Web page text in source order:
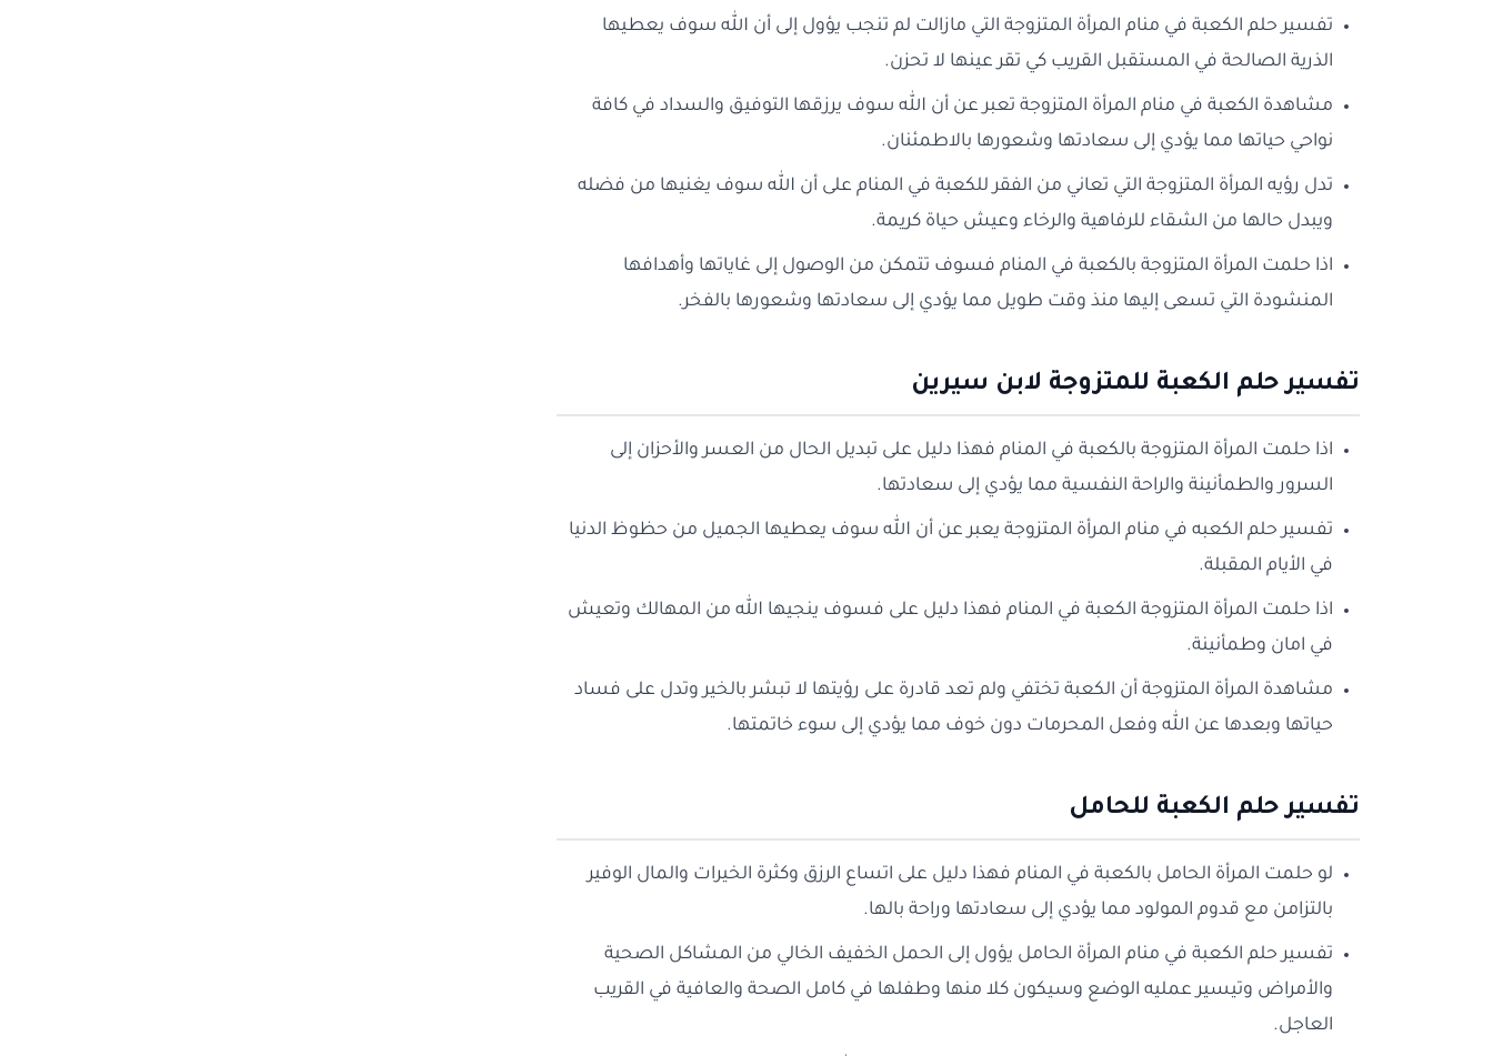
تفسير حلم الكعبة في منام المرأة المتزوجة التي مازالت لم تنجب يؤول إلى أن الله سوف يعطيها
الذرية الصالحة في المستقبل القريب كي تقر عينها لا تحزن.
مشاهدة الكعبة في منام المرأة المتزوجة تعبر عن أن الله سوف يرزقها التوفيق والسداد في كافة
نواحي حياتها مما يؤدي إلى سعادتها وشعورها بالاطمئنان.
تدل رؤيه المرأة المتزوجة التي تعاني من الفقر للكعبة في المنام على أن الله سوف يغنيها من فضله
ويبدل حالها من الشقاء للرفاهية والرخاء وعيش حياة كريمة.
اذا حلمت المرأة المتزوجة بالكعبة في المنام فسوف تتمكن من الوصول إلى غاياتها وأهدافها
المنشودة التي تسعى إليها منذ وقت طويل مما يؤدي إلى سعادتها وشعورها بالفخر.
تفسير حلم الكعبة للمتزوجة لابن سيرين
اذا حلمت المرأة المتزوجة بالكعبة في المنام فهذا دليل على تبديل الحال من العسر والأحزان إلى
السرور والطمأنينة والراحة النفسية مما يؤدي إلى سعادتها.
تفسير حلم الكعبه في منام المرأة المتزوجة يعبر عن أن الله سوف يعطيها الجميل من حظوظ الدنيا
في الأيام المقبلة.
اذا حلمت المرأة المتزوجة الكعبة في المنام فهذا دليل على فسوف ينجيها الله من المهالك وتعيش
في امان وطمأنينة.
مشاهدة المرأة المتزوجة أن الكعبة تختفي ولم تعد قادرة على رؤيتها لا تبشر بالخير وتدل على فساد
حياتها وبعدها عن الله وفعل المحرمات دون خوف مما يؤدي إلى سوء خاتمتها.
تفسير حلم الكعبة للحامل
لو حلمت المرأة الحامل بالكعبة في المنام فهذا دليل على اتساع الرزق وكثرة الخيرات والمال الوفير
بالتزامن مع قدوم المولود مما يؤدي إلى سعادتها وراحة بالها.
تفسير حلم الكعبة في منام المرأة الحامل يؤول إلى الحمل الخفيف الخالي من المشاكل الصحية
والأمراض وتيسير عمليه الوضع وسيكون كلا منها وطفلها في كامل الصحة والعافية في القريب
العاجل.